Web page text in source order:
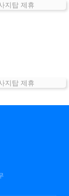
지탑 제휴
지탑 제휴